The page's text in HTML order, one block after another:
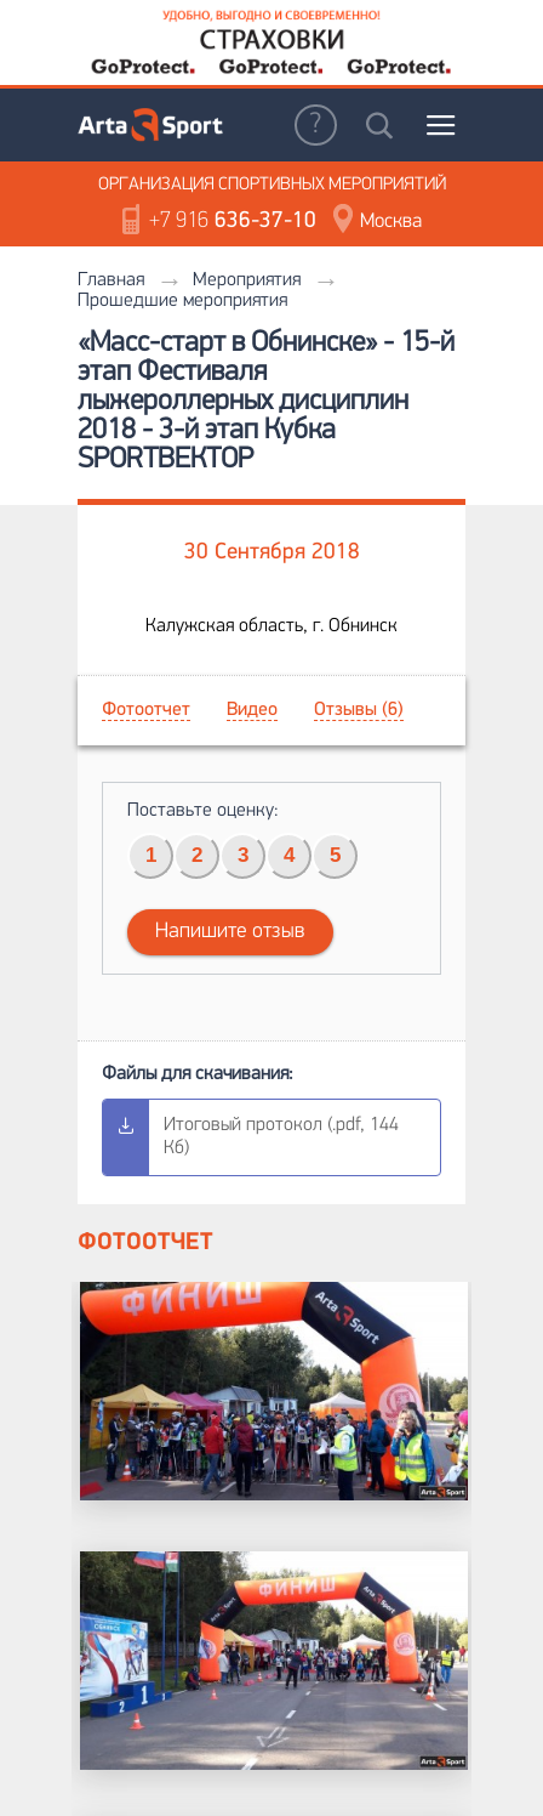
ОРГАНИЗАЦИЯ СПОРТИВНЫХ МЕРОПРИЯТИЙ
+7 916636-37-10 Москва
Главная
Мероприятия
Прошедшие мероприятия
«Масс-старт в Обнинске» - 15-й
этап Фестиваля
лыжероллерных дисциплин
2018 - 3-й этап Кубка
SPORTВЕКТОР
30 Сентября 2018
Калужская область, г. Обнинск
Фотоотчет Видео Отзывы (6)
Поставьте оценку:
1 2 3 4 5
Напишите отзыв
Итоговый протокол (.pdf, 144
Кб)
ФОТООТЧЕТ